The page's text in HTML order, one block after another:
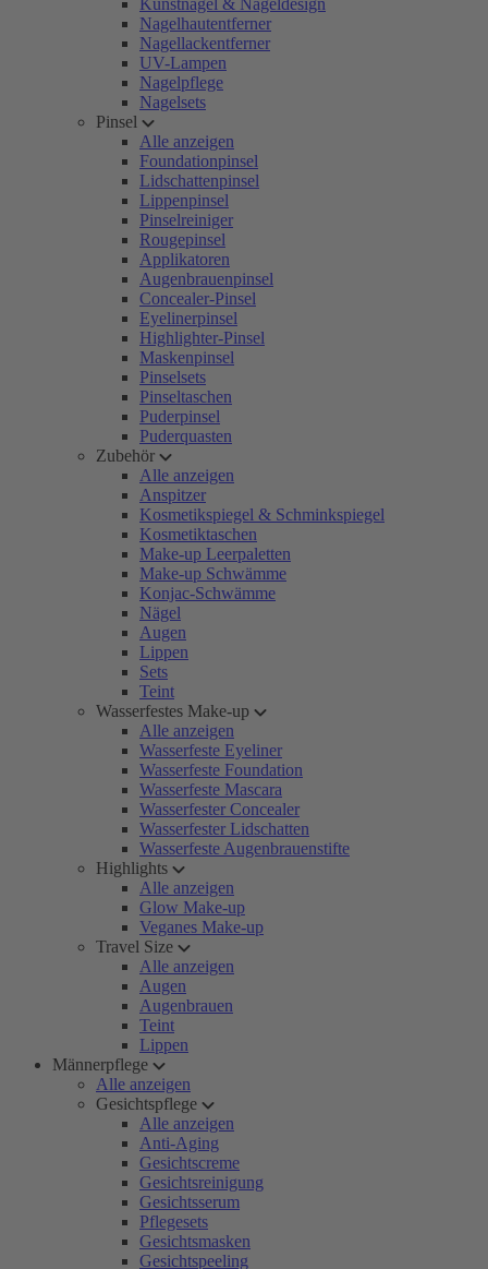
Kunstnägel & Nageldesign
Nagelhautentferner
Nagellackentferner
UV-Lampen
Nagelpflege
Nagelsets
Pinsel
Alle anzeigen
Foundationpinsel
Lidschattenpinsel
Lippenpinsel
Pinselreiniger
Rougepinsel
Applikatoren
Augenbrauenpinsel
Concealer-Pinsel
Eyelinerpinsel
Highlighter-Pinsel
Maskenpinsel
Pinselsets
Pinseltaschen
Puderpinsel
Puderquasten
Zubehör
Alle anzeigen
Anspitzer
Kosmetikspiegel & Schminkspiegel
Kosmetiktaschen
Make-up Leerpaletten
Make-up Schwämme
Konjac-Schwämme
Nägel
Augen
Lippen
Sets
Teint
Wasserfestes Make-up
Alle anzeigen
Wasserfeste Eyeliner
Wasserfeste Foundation
Wasserfeste Mascara
Wasserfester Concealer
Wasserfester Lidschatten
Wasserfeste Augenbrauenstifte
Highlights
Alle anzeigen
Glow Make-up
Veganes Make-up
Travel Size
Alle anzeigen
Augen
Augenbrauen
Teint
Lippen
Männerpflege
Alle anzeigen
Gesichtspflege
Alle anzeigen
Anti-Aging
Gesichtscreme
Gesichtsreinigung
Gesichtsserum
Pflegesets
Gesichtsmasken
Gesichtspeeling